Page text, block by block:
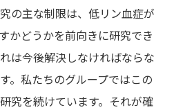
の主な制限は、低リン血症が
かどうかを前向きに研究でき
は今後解決しなければならな
。私たちのグループではこの
究を続けています。それが確